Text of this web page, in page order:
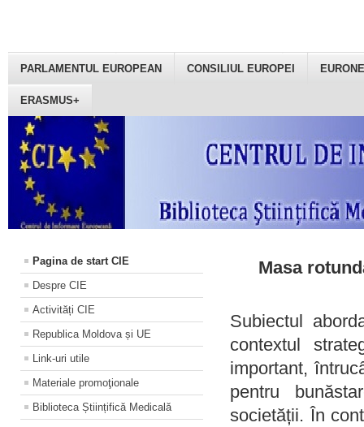
PARLAMENTUL EUROPEAN CONSILIUL EUROPEI
ERASMUS+
Pagina de start CIE
Despre CIE
Activități CIE
Republica Moldova și UE
Link-uri utile
Materiale promoţionale
Biblioteca Științifică Medicală
Masa
Subiectul
contextul
important,
pentru
societății. În